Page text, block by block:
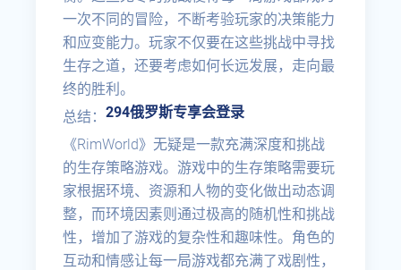
一次不同的冒险，不断考验玩家的决策能力
和应变能力。玩家不仅要在这些挑战中寻找
生存之道，还要考虑如何长远发展，走向最
终的胜利。
总结：
《RimWorld》无疑是一款充满深度和挑战
的生存策略游戏。游戏中的生存策略需要玩
家根据环境、资源和人物的变化做出动态调
整，而环境因素则通过极高的随机性和挑战
性，增加了游戏的复杂性和趣味性。角色的
互动和情感让每一局游戏都充满了戏剧性，
294俄罗斯专享会登录